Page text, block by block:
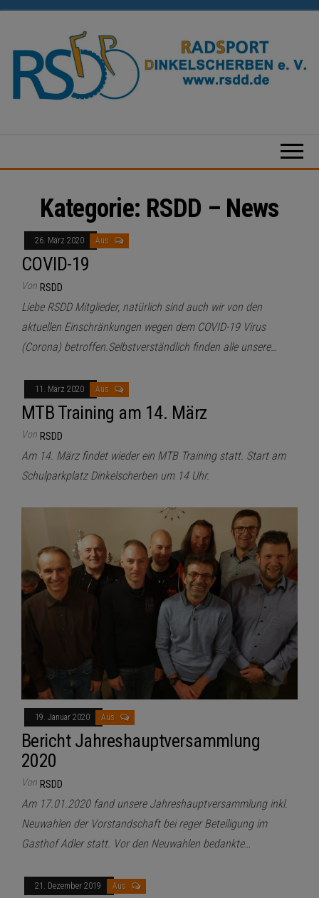
springen
e.V.
Kategorie: RSDD – News
26. März 2020 Aus
COVID-19
Von RSDD
Liebe RSDD Mitglieder, natürlich sind auch wir von den
aktuellen Einschränkungen wegen dem COVID-19 Virus
(Corona) betroffen.Selbstverständlich finden alle unsere…
11. März 2020 Aus
MTB Training am 14. März
Von RSDD
Am 14. März findet wieder ein MTB Training statt. Start am
Schulparkplatz Dinkelscherben um 14 Uhr.
19. Januar 2020 Aus
Bericht Jahreshauptversammlung
2020
Von RSDD
Am 17.01.2020 fand unsere Jahreshauptversammlung inkl.
Neuwahlen der Vorstandschaft bei reger Beteiligung im
Gasthof Adler statt. Vor den Neuwahlen bedankte…
21. Dezember 2019 Aus